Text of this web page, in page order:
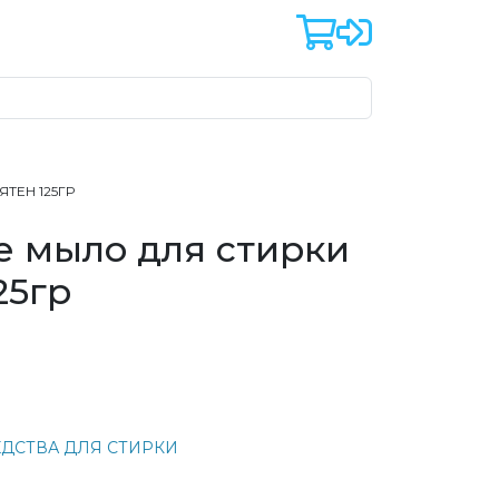
125ГР
мыло для стирки
ДЛЯ СТИРКИ